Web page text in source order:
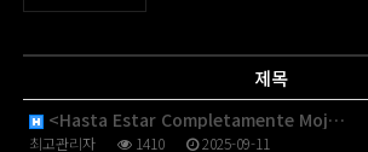
제목
<Hasta Estar Completamente Moj…
최고관리자 1410 2025-09-11